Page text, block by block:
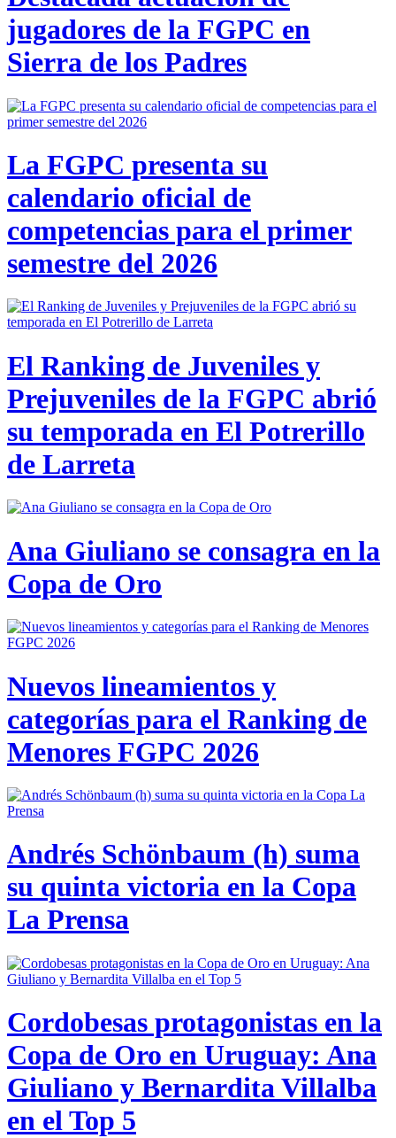
jugadores de la FGPC en
Sierra de los Padres
La FGPC presenta su
calendario oficial de
competencias para el primer
semestre del 2026
El Ranking de Juveniles y
Prejuveniles de la FGPC abrió
su temporada en El Potrerillo
de Larreta
Ana Giuliano se consagra en la
Copa de Oro
Nuevos lineamientos y
categorías para el Ranking de
Menores FGPC 2026
Andrés Schönbaum (h) suma
su quinta victoria en la Copa
La Prensa
Cordobesas protagonistas en la
Copa de Oro en Uruguay: Ana
Giuliano y Bernardita Villalba
en el Top 5